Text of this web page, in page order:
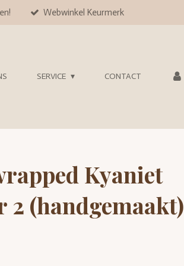
Webwinkel Keurmerk
SERVICE CONTACT
Kyaniet
2 (handgemaakt)